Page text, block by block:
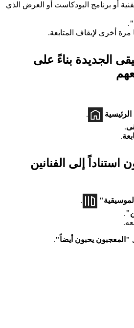
أو برنامج البودكاست أو العرض الذي
.
أخرى لإيقاف المتابعة.
الجديدة بناءً على
.
.
.
استناداً إلى الفنانين
.
.
"المعجبون يحبون أيضاً".